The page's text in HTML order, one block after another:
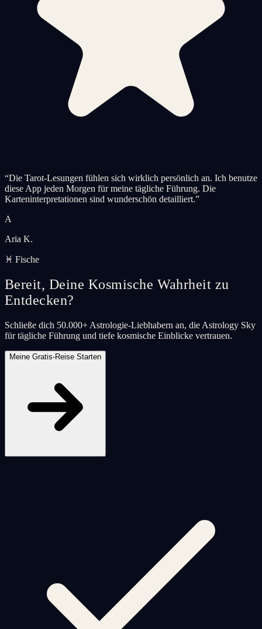
“Die Tarot-Lesungen fühlen sich wirklich persönlich an. Ich benutze
diese App jeden Morgen für meine tägliche Führung. Die
Karteninterpretationen sind wunderschön detailliert.”
A
Aria K.
♓ Fische
Bereit, Deine Kosmische Wahrheit zu
Entdecken?
Schließe dich 50.000+ Astrologie-Liebhabern an, die Astrology Sky
für tägliche Führung und tiefe kosmische Einblicke vertrauen.
Meine Gratis-Reise Starten